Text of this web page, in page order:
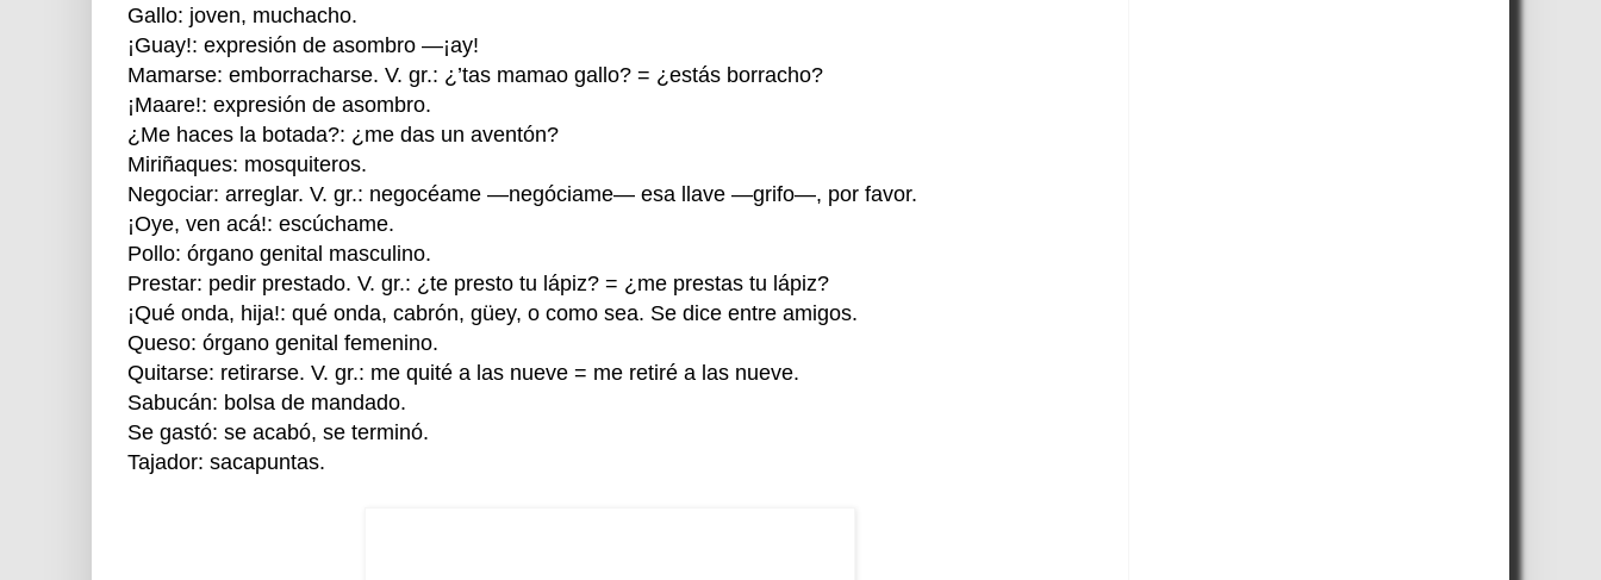
Gallo: joven, muchacho.
¡Guay!: expresión de asombro —¡ay!
Mamarse: emborracharse. V. gr.: ¿’tas mamao gallo? = ¿estás borracho?
¡Maare!: expresión de asombro.
¿Me haces la botada?: ¿me das un aventón?
Miriñaques: mosquiteros.
Negociar: arreglar. V. gr.: negocéame —negóciame— esa llave —grifo—, por favor.
¡Oye, ven acá!: escúchame.
Pollo: órgano genital masculino.
Prestar: pedir prestado. V. gr.: ¿te presto tu lápiz? = ¿me prestas tu lápiz?
¡Qué onda, hija!: qué onda, cabrón, güey, o como sea. Se dice entre amigos.
Queso: órgano genital femenino.
Quitarse: retirarse. V. gr.: me quité a las nueve = me retiré a las nueve.
Sabucán: bolsa de mandado.
Se gastó: se acabó, se terminó.
Tajador: sacapuntas.